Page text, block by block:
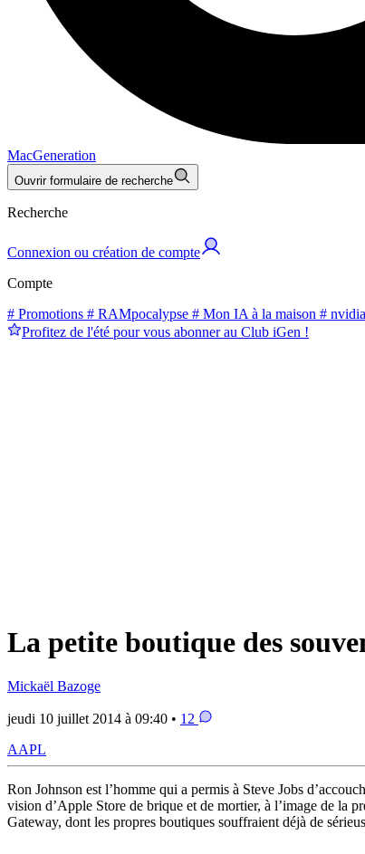
MacGeneration
Ouvrir formulaire de recherche
Recherche
Connexion ou création de compte
Compte
# Promotions # RAMpocalypse # Mon IA à la maison # nvidia
Profitez de l'été pour vous abonner au Club iGen !
La petite boutique des
Mickaël Bazoge
jeudi 10 juillet 2014 à 09:40 • 12
AAPL
Ron Johnson est l’homme qui a permis à Steve Jobs
vision d’Apple Store de brique et de mortier, à l’image de la
Gateway, dont les propres boutiques souffraient déjà de